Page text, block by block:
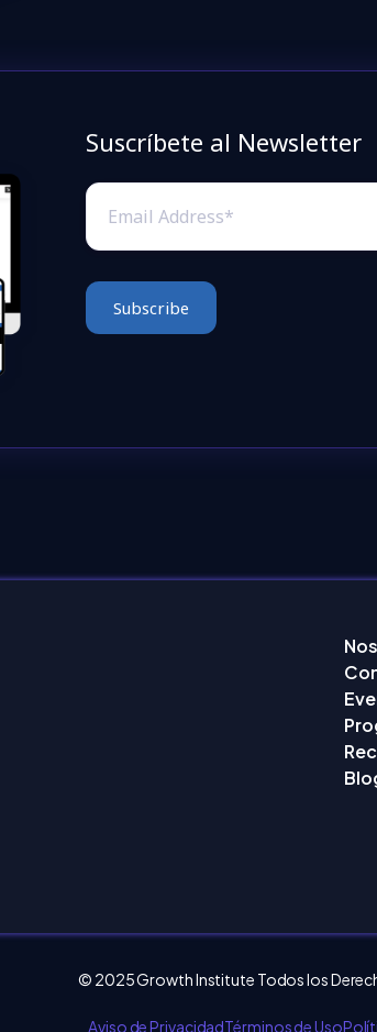
Suscríbete al Newsletter
Aviso de PrivacidadTérminos de Uso
© 2025 Growth Institute Todos los